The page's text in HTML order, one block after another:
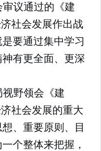
议通过的《建
社会发展作出战
要通过集中学习
有更全面、更深
野领会《建
社会发展的重大
、重要原则、目
个整体来把握，